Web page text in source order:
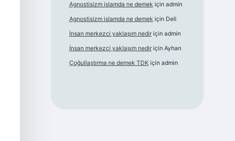
Agnostisizm islamda ne demek için admin
Agnostisizm islamda ne demek için Deli
İnsan merkezci yaklaşım nediriçin admin
İnsan merkezci yaklaşım nediriçin Ayhan
Çoğullaştırma ne demek TDKiçin admin